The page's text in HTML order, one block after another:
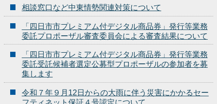
相談窓口など中東情勢関連対策について
「四日市市プレミアム付デジタル商品券」発行等業務
委託プロポーザル審査委員会による審査結果について
「四日市市プレミアム付デジタル商品券」発行等業務
委託受託候補者選定公募型プロポーザルの参加者を募
集します
令和７年９月12日からの大雨に伴う災害にかかるセー
フティネット保証４号認定について